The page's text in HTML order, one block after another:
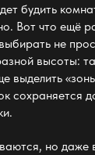
будить
Вот что ещё
не
высоты:
выделить
сохраняется
но даже